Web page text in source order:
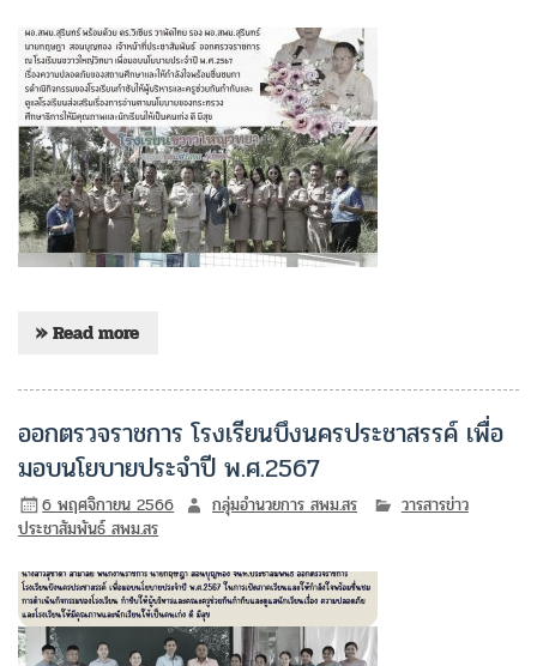
» Read more
ออกตรวจราชการ โรงเรียนบึงนครประชาสรรค์ เพื่อ
มอบนโยบายประจำปี พ.ศ.2567
6 พฤศจิกายน 2566 กลุ่มอำนวยการ สพม.สร
วารสารข่าว
ประชาสัมพันธ์ สพม.สร